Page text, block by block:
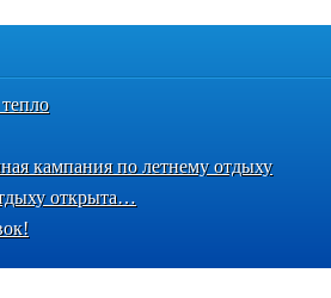
кампания по летнему отдыху
открыта…